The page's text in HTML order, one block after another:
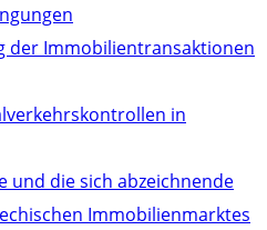
der Immobilientransaktionen
in
und die sich abzeichnende
Immobilienmarktes